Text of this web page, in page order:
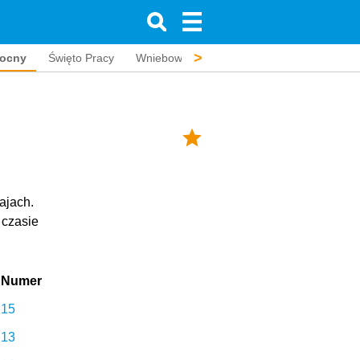
Święto Pracy Wniebowstąpienie Pańskie
>
Numer
15
13